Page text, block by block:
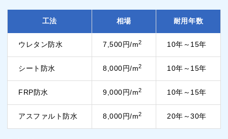
工法 相場 耐用年数
ウレタン防水 7,500円/m2 10年～15年
シート防水 8,000円/m2 10年～15年
FRP防水 9,000円/m2 10年～15年
アスファルト防水 8,000円/m2 20年～30年